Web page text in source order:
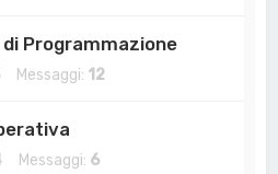
Programmazione
Messaggi: 12
Messaggi: 6